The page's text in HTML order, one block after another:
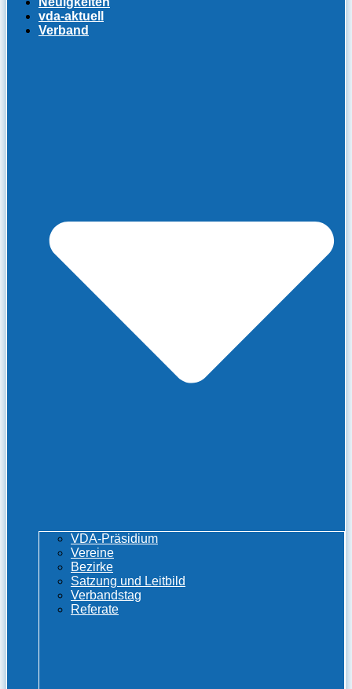
vda-aktuell
Verband
VDA-Präsidium
Vereine
Bezirke
Satzung und Leitbild
Verbandstag
Referate